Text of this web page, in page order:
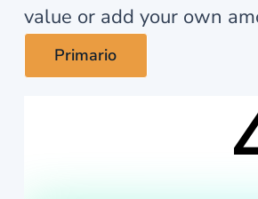
value or add your own
Primario